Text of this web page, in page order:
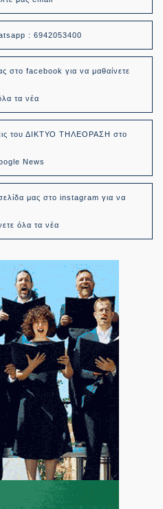
: 6942053400
στο facebook για να μαθαίνετε
τα νέα
του ΔΙΚΤΥΟ ΤΗΛΕΟΡΑΣΗ στο
News
μας στο instagram για να
όλα τα νέα